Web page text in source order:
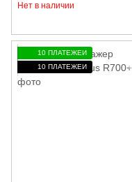
Нет в наличии
10 ПЛАТЕЖЕЙ
10 ПЛАТЕЖЕЙ